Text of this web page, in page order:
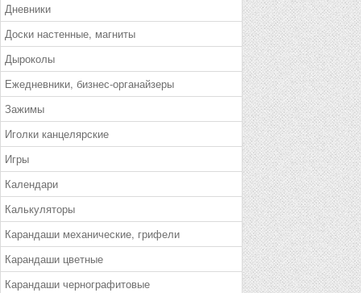
Дневники
Доски настенные, магниты
Дыроколы
Ежедневники, бизнес-органайзеры
Зажимы
Иголки канцелярские
Игры
Календари
Калькуляторы
Карандаши механические, грифели
Карандаши цветные
Карандаши чернографитовые